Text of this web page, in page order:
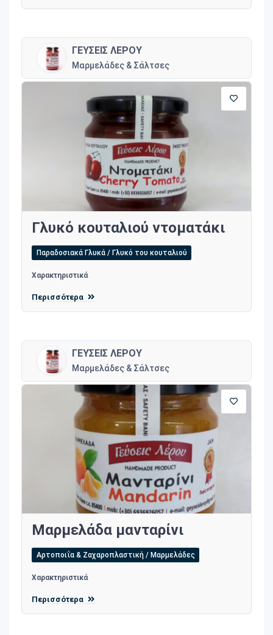
ΓΕΥΣΕΙΣ ΛΕΡΟΥ
Μαρμελάδες & Σάλτσες
Γλυκό κουταλιού ντοματάκι
Παραδοσιακά Γλυκά / Γλυκό του κουταλιού
Χαρακτηριστικά
Περισσότερα
ΓΕΥΣΕΙΣ ΛΕΡΟΥ
Μαρμελάδες & Σάλτσες
Μαρμελάδα μανταρίνι
Αρτοποιΐα & Ζαχαροπλαστική / Μαρμελάδες
Χαρακτηριστικά
Περισσότερα